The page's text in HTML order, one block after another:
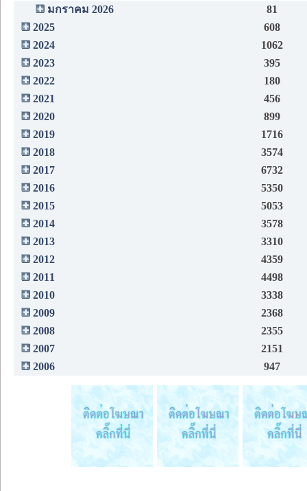
มกราคม 2026
81
2025
608
2024
1062
2023
395
2022
180
2021
456
2020
899
2019
1716
2018
3574
2017
6732
2016
5350
2015
5053
2014
3578
2013
3310
2012
4359
2011
4498
2010
3338
2009
2368
2008
2355
2007
2151
2006
947